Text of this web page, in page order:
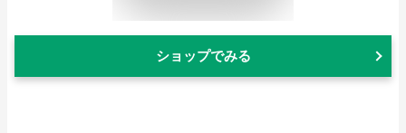
ショップでみる